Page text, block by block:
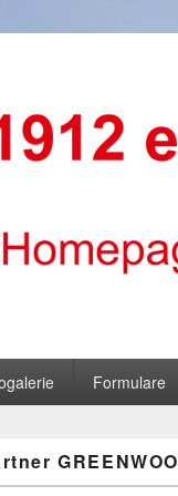
Formulare